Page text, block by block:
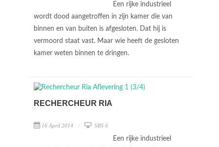
Een rijke industrieel
wordt dood aangetroffen in zijn kamer die van
binnen en van buiten is afgesloten. Dat hij is
vermoord staat vast. Maar wie heeft de gesloten
kamer weten binnen te dringen.
RECHERCHEUR RIA
16 April 2014 SBS 6
Een rijke industrieel